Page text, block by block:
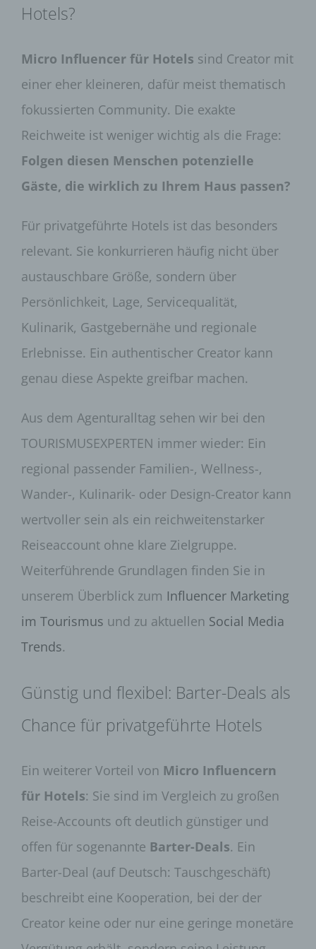
Hotels?
Micro Influencer für Hotels sind Creator mit
einer eher kleineren, dafür meist thematisch
fokussierten Community. Die exakte
Reichweite ist weniger wichtig als die Frage:
Folgen diesen Menschen potenzielle
Gäste, die wirklich zu Ihrem Haus passen?
Für privatgeführte Hotels ist das besonders
relevant. Sie konkurrieren häufig nicht über
austauschbare Größe, sondern über
Persönlichkeit, Lage, Servicequalität,
Kulinarik, Gastgebernähe und regionale
Erlebnisse. Ein authentischer Creator kann
genau diese Aspekte greifbar machen.
Aus dem Agenturalltag sehen wir bei den
TOURISMUSEXPERTEN immer wieder: Ein
regional passender Familien-, Wellness-,
Wander-, Kulinarik- oder Design-Creator kann
wertvoller sein als ein reichweitenstarker
Reiseaccount ohne klare Zielgruppe.
Weiterführende Grundlagen finden Sie in
unserem Überblick zum Influencer Marketing
im Tourismus und zu aktuellen Social Media
Trends.
Günstig und flexibel: Barter-Deals als
Chance für privatgeführte Hotels
Ein weiterer Vorteil von Micro Influencern
für Hotels: Sie sind im Vergleich zu großen
Reise-Accounts oft deutlich günstiger und
offen für sogenannte Barter-Deals. Ein
Barter-Deal (auf Deutsch: Tauschgeschäft)
beschreibt eine Kooperation, bei der der
Creator keine oder nur eine geringe monetäre